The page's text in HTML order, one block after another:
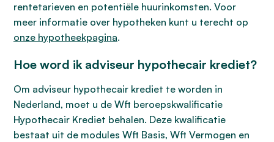
rentetarieven en potentiële huurinkomsten. Voor
meer informatie over hypotheken kunt u terecht op
onze hypotheekpagina.
Hoe word ik adviseur hypothecair krediet?
Om adviseur hypothecair krediet te worden in
Nederland, moet u de Wft beroepskwalificatie
Hypothecair Krediet behalen. Deze kwalificatie
bestaat uit de modules Wft Basis, Wft Vermogen en